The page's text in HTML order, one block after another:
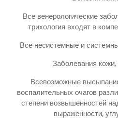
Все венерологические
трихология входят в
Все несистемные и
Заболевания кожи,
Всевозможные
воспалительных очагов
степени возвышенностей
выраженности,